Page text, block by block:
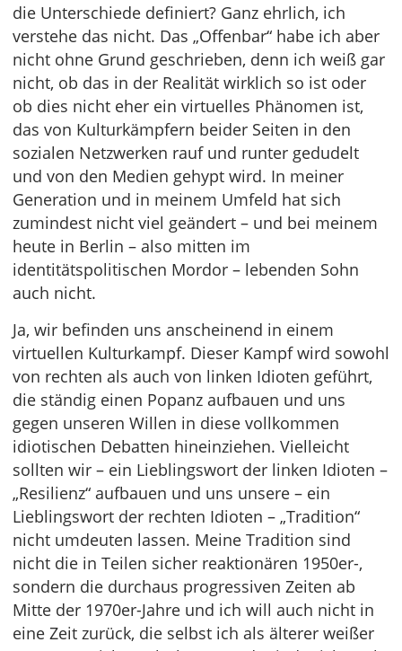
die Unterschiede definiert? Ganz ehrlich, ich
verstehe das nicht. Das „Offenbar“ habe ich aber
nicht ohne Grund geschrieben, denn ich weiß gar
nicht, ob das in der Realität wirklich so ist oder
ob dies nicht eher ein virtuelles Phänomen ist,
das von Kulturkämpfern beider Seiten in den
sozialen Netzwerken rauf und runter gedudelt
und von den Medien gehypt wird. In meiner
Generation und in meinem Umfeld hat sich
zumindest nicht viel geändert – und bei meinem
heute in Berlin – also mitten im
identitätspolitischen Mordor – lebenden Sohn
auch nicht.
Ja, wir befinden uns anscheinend in einem
virtuellen Kulturkampf. Dieser Kampf wird sowohl
von rechten als auch von linken Idioten geführt,
die ständig einen Popanz aufbauen und uns
gegen unseren Willen in diese vollkommen
idiotischen Debatten hineinziehen. Vielleicht
sollten wir – ein Lieblingswort der linken Idioten –
„Resilienz“ aufbauen und uns unsere – ein
Lieblingswort der rechten Idioten – „Tradition“
nicht umdeuten lassen. Meine Tradition sind
nicht die in Teilen sicher reaktionären 1950er-,
sondern die durchaus progressiven Zeiten ab
Mitte der 1970er-Jahre und ich will auch nicht in
eine Zeit zurück, die selbst ich als älterer weißer